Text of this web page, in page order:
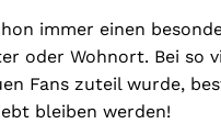
immer einen
oder Wohnort. Bei
Fans zuteil wurde,
bleiben werden!